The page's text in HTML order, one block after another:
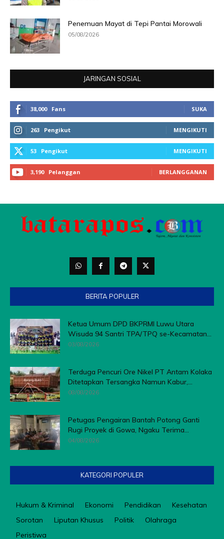
BERITA POPULER
Ketua Umum DPD BKPRMI Luwu Utara
Wisuda 94 Santri TPA/TPQ se-Kecamatan...
03/08/2026
Terduga Pencuri Ore Nikel PT Antam Kolaka
Ditetapkan Tersangka Namun Kabur,...
08/08/2026
Petugas Pengairan Bantah Potong Ganti
Rugi Proyek di Gowa, Ngaku Terima...
04/08/2026
KATEGORI POPULER
Hukum & Kriminal Ekonomi Pendidikan
Kesehatan
Sorotan
Liputan Khusus Politik
Olahraga
Peristiwa